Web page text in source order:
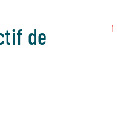
de
1